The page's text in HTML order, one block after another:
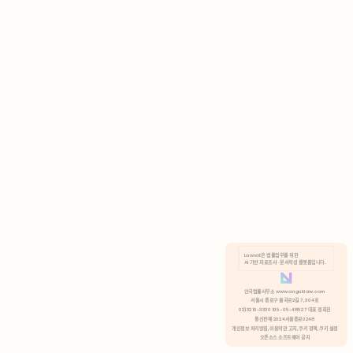
분석 쿠키 허용
Lawvot은 법률업무를 위한
AI 기반 자료조사 · 문서작성 플랫폼입니다.
안국법률사무소 www.anguklaw.com
서울시 종로구 율곡로2길 7, 304호
02)3210-3330 105-05-48527 대표 정희찬
통신판매 2024서울종로0248
개인정보 처리방침, 이용약관 고지, 쿠키 정책, 쿠키 설정
오픈소스 소프트웨어 공지